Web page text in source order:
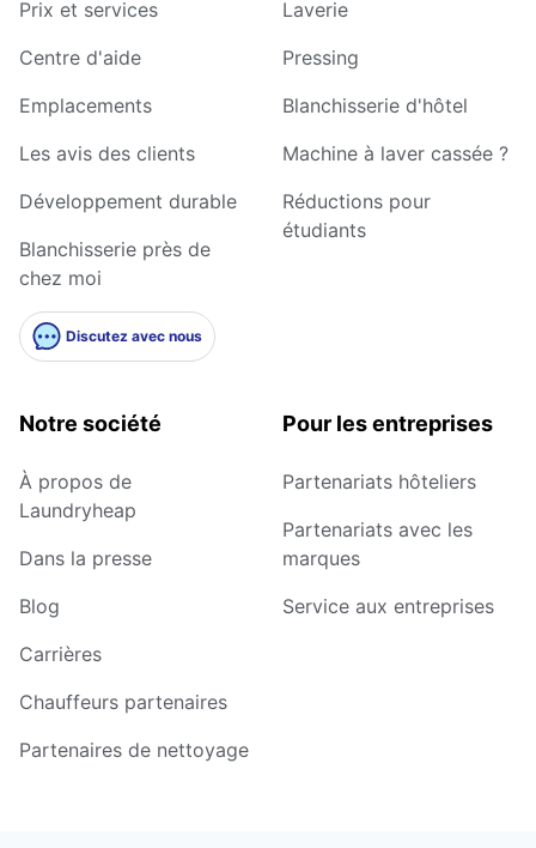
Prix et services
Centre d'aide
Emplacements
Les avis des clients
Développement durable
Blanchisserie près de
chez moi
Discutez avec nous
Laverie
Pressing
Blanchisserie d'hôtel
Machine à laver cassée ?
Réductions pour
étudiants
Notre société
À propos de
Laundryheap
Dans la presse
Blog
Carrières
Chauffeurs partenaires
Partenaires de nettoyage
Pour les entreprises
Partenariats hôteliers
Partenariats avec les
marques
Service aux entreprises